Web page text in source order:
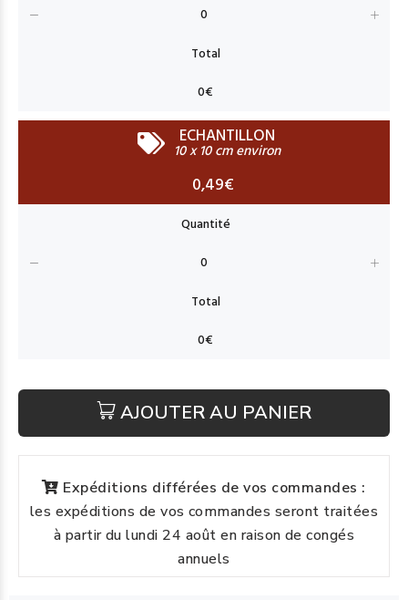
ECHANTILLON
10 x 10 cm environ
0,49€
AJOUTER AU PANIER
Expéditions différées de vos commandes :
les expéditions de vos commandes seront traitées
à partir du lundi 24 août en raison de congés
annuels